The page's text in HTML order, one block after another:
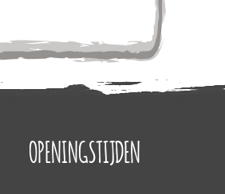
OPENINGSTIJDEN